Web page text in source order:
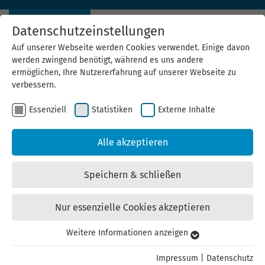
Rohstoff und Materialeffizienz
eine einfache, nachhaltige Lebensweise (- dafür steht
Datenschutzeinstellungen
Auf unserer Webseite werden Cookies verwendet. Einige davon
werden zwingend benötigt, während es uns andere
ermöglichen, Ihre Nutzererfahrung auf unserer Webseite zu
verbessern.
Essenziell Statistiken Externe Inhalte
Alle akzeptieren
Speichern & schließen
Nur essenzielle Cookies akzeptieren
Essenzielle Cookies werden für grundlegende Funktionen der
Weitere Informationen anzeigen
Impressum Datenschutz